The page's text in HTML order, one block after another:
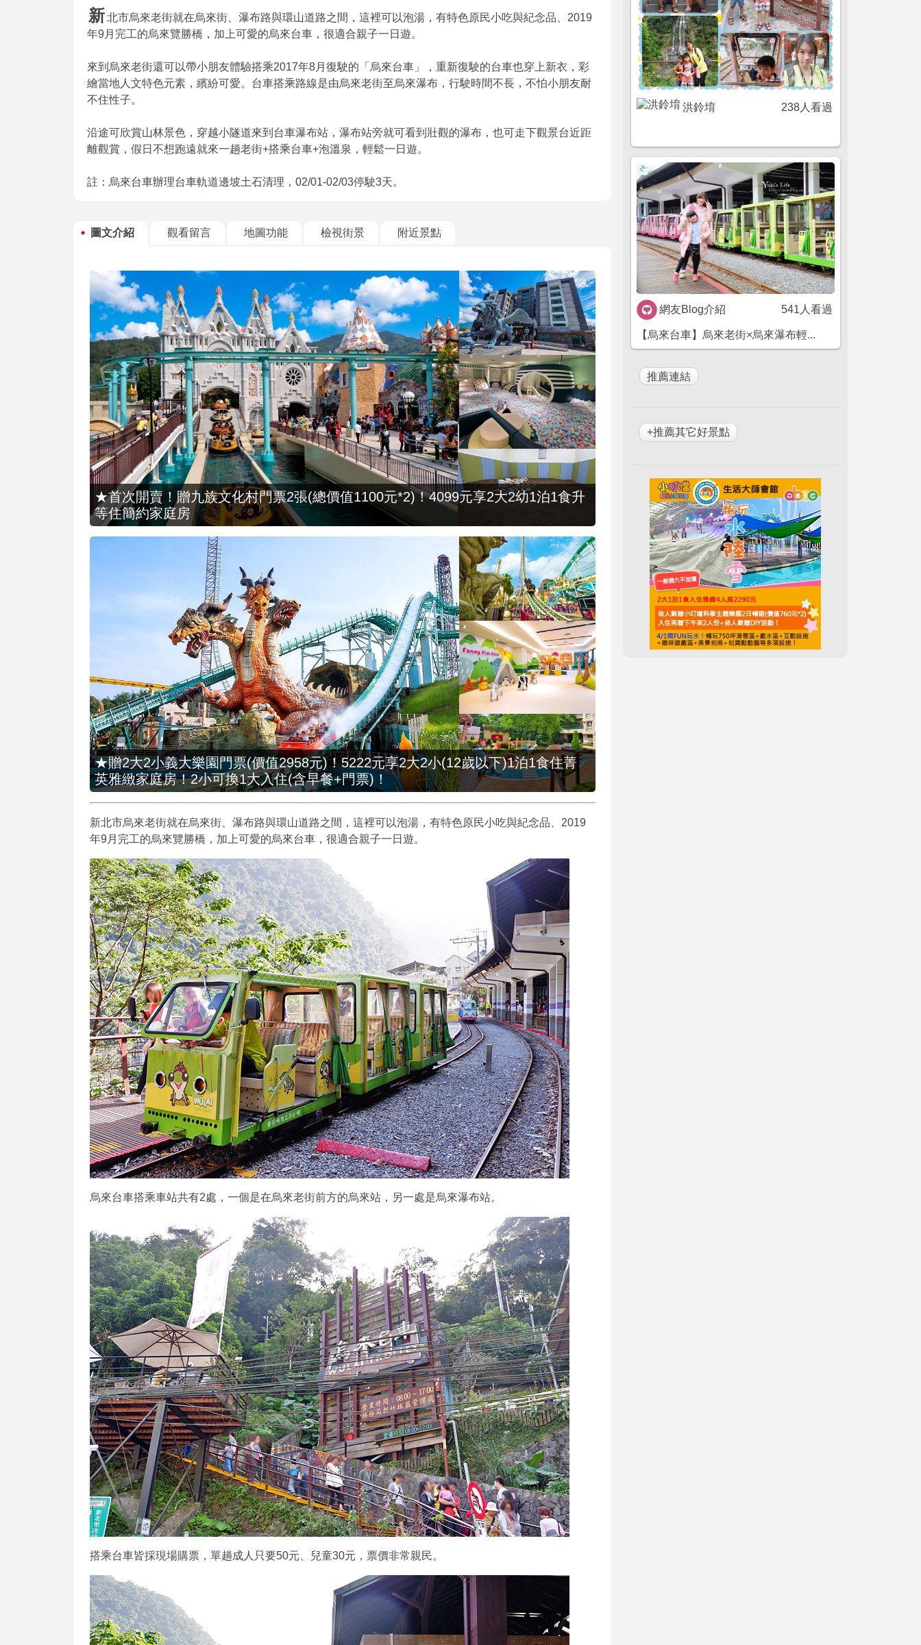
新北市烏來老街就在烏來街、瀑布路與環山道路之間，這裡可以泡湯，有特色原民小吃與紀念品、2019
年9月完工的烏來覽勝橋，加上可愛的烏來台車，很適合親子一日遊。
來到烏來老街還可以帶小朋友體驗搭乘2017年8月復駛的「烏來台車」，重新復駛的台車也穿上新衣，彩
繪當地人文特色元素，繽紛可愛。台車搭乘路線是由烏來老街至烏來瀑布，行駛時間不長，不怕小朋友耐
不住性子。
沿途可欣賞山林景色，穿越小隧道來到台車瀑布站，瀑布站旁就可看到壯觀的瀑布，也可走下觀景台近距
離觀賞，假日不想跑遠就來一趟老街+搭乘台車+泡溫泉，輕鬆一日遊。
註：烏來台車辦理台車軌道邊坡土石清理，02/01-02/03停駛3天。
圖文介紹 觀看留言 地圖功能 檢視街景 附近景點
★首次開賣！贈九族文化村門票2張(總價值1100元*2)！4099元享2大2幼1泊1食升
等住簡約家庭房
★贈2大2小義大樂園門票(價值2958元)！5222元享2大2小(12歲以下)1泊1食住菁
英雅緻家庭房！2小可換1大入住(含早餐+門票)！
新北市烏來老街就在烏來街、瀑布路與環山道路之間，這裡可以泡湯，有特色原民小吃與紀念品、2019
年9月完工的烏來覽勝橋，加上可愛的烏來台車，很適合親子一日遊。
烏來台車搭乘車站共有2處，一個是在烏來老街前方的烏來站，另一處是烏來瀑布站。
搭乘台車皆採現場購票，單趟成人只要50元、兒童30元，票價非常親民。
洪鈴堉 238人看過
網友Blog介紹 541人看過
【烏來台車】烏來老街×烏來瀑布輕...
+推薦其它好景點